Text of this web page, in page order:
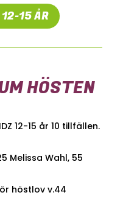
15 ÅR
HÖSTEN
12-15 år 10 tillfällen.
Melissa Wahl, 55
höstlov v.44